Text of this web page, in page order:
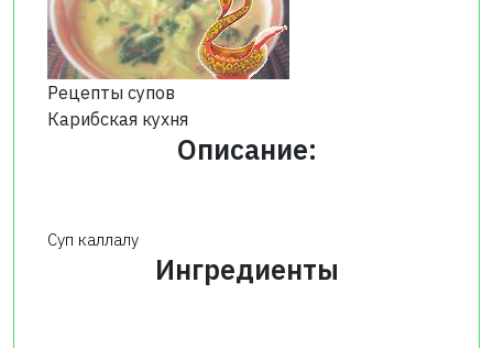
Рецепты супов
Карибская кухня
Описание:
Суп каллалу
Ингредиенты